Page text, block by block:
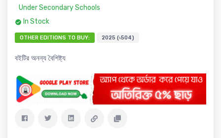
Under Secondary Schools
In Stock
OTHER EDITIONS TO BUY: 2025 (৳504)
বইটির অনন্য বৈশিষ্ট্য